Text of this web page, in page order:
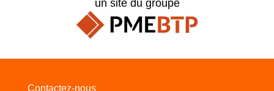
un site du groupe
Contactez-nous